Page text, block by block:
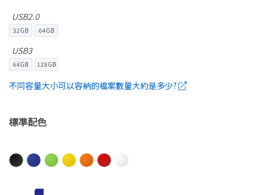
USB2.0
32GB 64GB
USB3
64GB 128GB
不同容量大小可以容納的檔案數量大約是多少?
標準配色